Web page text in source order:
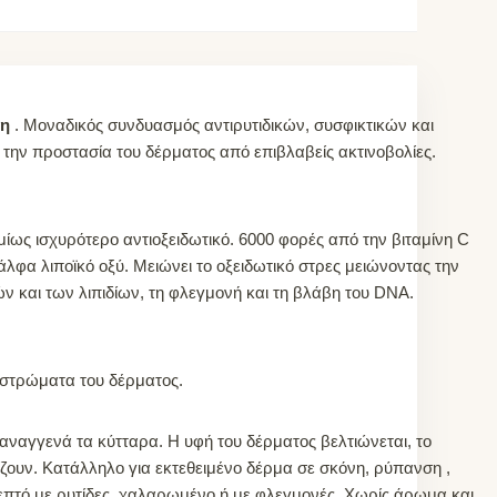
. Μοναδικός συνδυασμός αντιρυτιδικών, συσφικτικών και
προστασία του δέρματος από επιβλαβείς ακτινοβολίες.
ισχυρότερο αντιοξειδωτικό. 6000 φορές από την βιταμίνη C
λιποϊκό οξύ. Μειώνει το οξειδωτικό στρες μειώνοντας την
των λιπιδίων, τη φλεγμονή και τη βλάβη του DNA.
του δέρματος.
τα κύτταρα. Η υφή του δέρματος βελτιώνεται, το
Κατάλληλο για εκτεθειμένο δέρμα σε σκόνη, ρύπανση ,